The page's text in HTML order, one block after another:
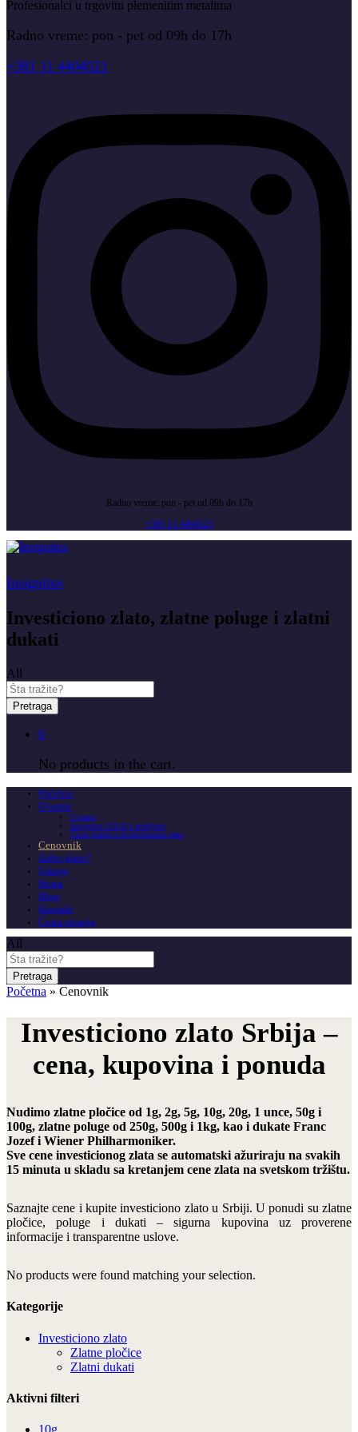
Profesionalci u trgovini plemenitim metalima
Radno vreme: pon - pet od 09h do 17h
+381 11 4404521
Radno vreme: pon - pet od 09h do 17h
+381 11 4404521
Insignitus
Investiciono zlato, zlatne poluge i zlatni
dukati
All
Pretraga
0
No products in the cart.
Početna
O nama
O nama
Insignitus GOLD u medijima
Česta pitanja o investicionom zlatu
Cenovnik
Zašto zlato?
Usluge
Berza
Blog
Kontakt
Česta pitanja
All
Pretraga
Početna » Cenovnik
Investiciono zlato Srbija –
cena, kupovina i ponuda
Nudimo zlatne pločice od 1g, 2g, 5g, 10g, 20g, 1 unce, 50g i
100g, zlatne poluge od 250g, 500g i 1kg, kao i dukate Franc
Jozef i Wiener Philharmoniker.
Sve cene investicionog zlata se automatski ažuriraju na svakih
15 minuta u skladu sa kretanjem cene zlata na svetskom tržištu.
Saznajte cene i kupite investiciono zlato u Srbiji. U ponudi su zlatne
pločice, poluge i dukati – sigurna kupovina uz proverene
informacije i transparentne uslove.
No products were found matching your selection.
Kategorije
Investiciono zlato
Zlatne pločice
Zlatni dukati
Aktivni filteri